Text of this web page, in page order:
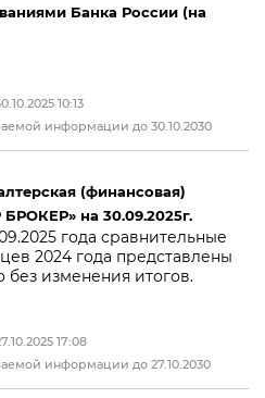
Банка России (на
10:13
информации до 30.10.2030
(финансовая)
на 30.09.2025г.
года сравнительные
2024 года представлены
изменения итогов.
17:08
информации до 27.10.2030